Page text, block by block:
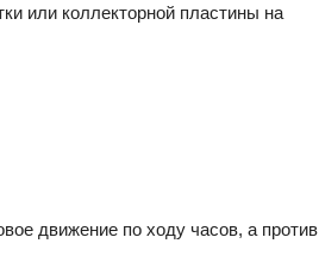
или коллекторной пластины на
движение по ходу часов, а против